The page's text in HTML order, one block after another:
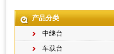
产品分类
中继台
车载台